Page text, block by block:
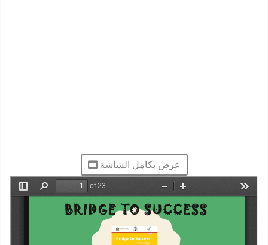
عرض بكامل الشاشة